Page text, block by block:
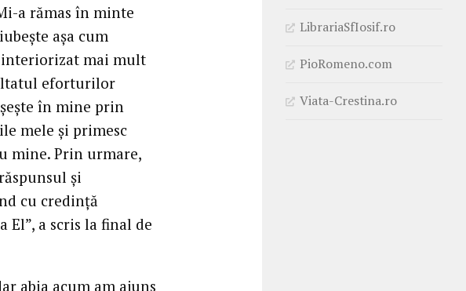
a rămas în minte
așa cum
interiorizat mai mult
eforturilor
în mine prin
mele și primesc
mine. Prin urmare,
și
cu credință
El”, a scris la final de
abia acum am ajuns
LibrariaSfIosif.ro
PioRomeno.com
Viata-Crestina.ro